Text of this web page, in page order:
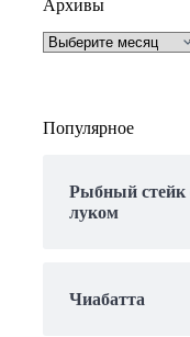
Архивы
Архивы
Популярное
Рыбный стейк
луком
Чиабатта